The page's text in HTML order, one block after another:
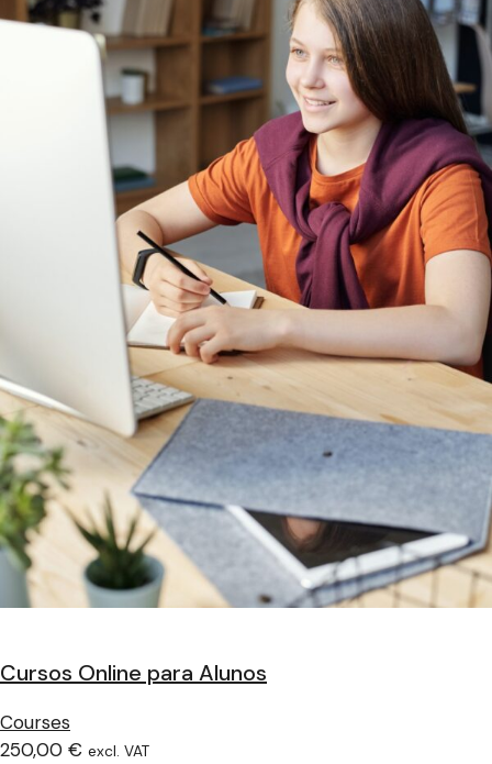
Cursos Online para Alunos
Courses
250,00 € excl. VAT